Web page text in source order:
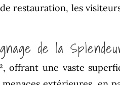
restauration, les
de la
offrant une vaste